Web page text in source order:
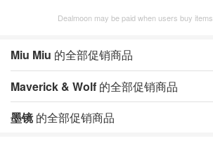
Dealmoon may be paid when users buy
Miu Miu 的全部促销商品
Maverick & Wolf 的全部促销商品
墨镜 的全部促销商品